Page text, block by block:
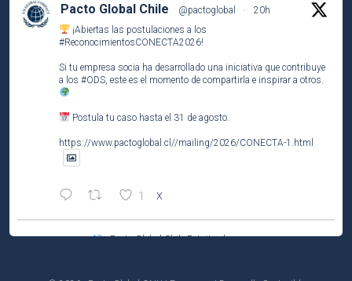
Pacto Global Chile @pactoglobal ·
20h
¡Abiertas las postulaciones a los
#ReconocimientosCONECTA2026!
Si tu empresa socia ha desarrollado una iniciativa que contribuye
a los #ODS , este es el momento de compartirla e inspirar a otros.
Postula tu caso hasta el 31 de agosto.
https://www.pactoglobal.cl//mailing/2026/CONECTA-1.html
1 X
Pacto Global Chile Retuiteado